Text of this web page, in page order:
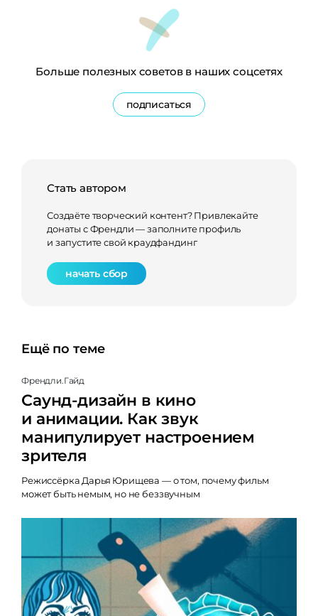
Больше полезных советов в наших соцсетях
подписаться
Стать автором
Создаёте творческий контент? Привлекайте
донаты с Френдли — заполните профиль
и запустите свой краудфандинг
начать сбор
Ещё по теме
Френдли.Гайд
Саунд-дизайн в кино
и анимации. Как звук
манипулирует настроением
зрителя
Режиссёрка Дарья Юрищева — о том, почему фильм
может быть немым, но не беззвучным